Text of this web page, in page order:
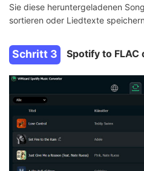
Sie diese heruntergeladenen
sortieren oder Liedtexte
Schritt 3 Spotify to FLAC